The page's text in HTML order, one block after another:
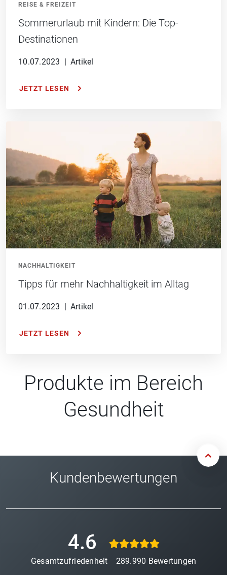
REISE & FREIZEIT
Sommerurlaub mit Kindern: Die Top-
Destinationen
10.07.2023 | Artikel
JETZT LESEN
NACHHALTIGKEIT
Tipps für mehr Nachhaltigkeit im Alltag
01.07.2023 Artikel
JETZT LESEN
Produkte im Bereich
Gesundheit
Kundenbewertungen
4.6
Gesamtzufriedenheit 289.990 Bewertungen